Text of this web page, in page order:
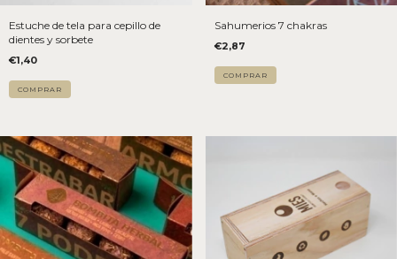
Estuche de tela para cepillo de
dientes y sorbete
€1,40
Sahumerios 7 chakras
€2,87